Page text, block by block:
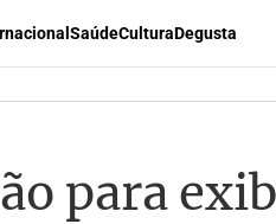
SaúdeCulturaDegusta
para